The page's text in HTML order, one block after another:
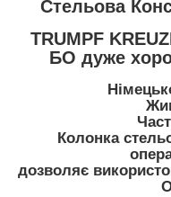
Стельова
TRUMPF
БО дуже
Колонка
дозволяє